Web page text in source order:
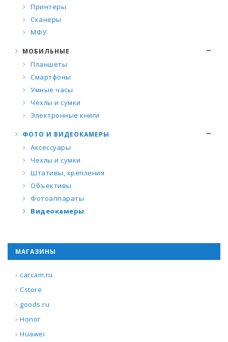
Принтеры
Сканеры
МФУ
МОБИЛЬНЫЕ
Планшеты
Смартфоны
Умные часы
Чехлы и сумки
Электронные книги
ФОТО И ВИДЕОКАМЕРЫ
Аксессуары
Чехлы и сумки
Штативы, крепления
Объективы
Фотоаппараты
Видеокамеры
МАГАЗИНЫ
carcam.ru
Cstore
goods.ru
Honor
Huawei